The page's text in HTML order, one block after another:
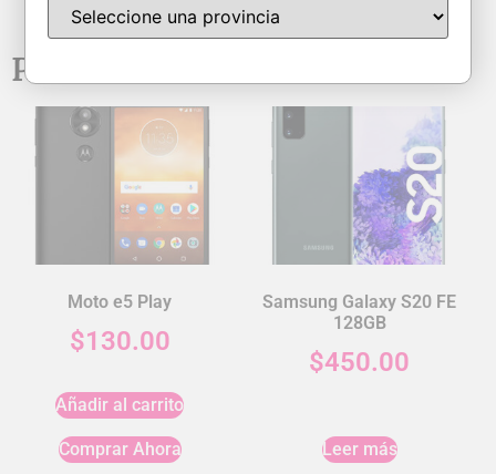
Productos relacionados
Moto e5 Play
$130.00
Añadir al carrito
Comprar Ahora
Samsung Galaxy S20 FE
128GB
$450.00
Leer más